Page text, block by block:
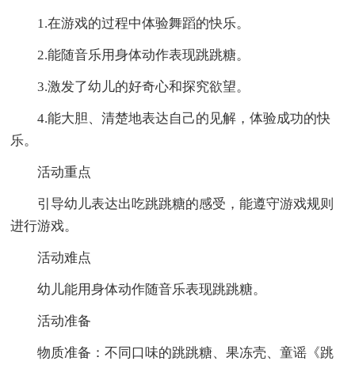
1.在游戏的过程中体验舞蹈的快乐。
2.能随音乐用身体动作表现跳跳糖。
3.激发了幼儿的好奇心和探究欲望。
4.能大胆、清楚地表达自己的见解，体验成功的快
乐。
活动重点
引导幼儿表达出吃跳跳糖的感受，能遵守游戏规则
进行游戏。
活动难点
幼儿能用身体动作随音乐表现跳跳糖。
活动准备
物质准备：不同口味的跳跳糖、果冻壳、童谣《跳